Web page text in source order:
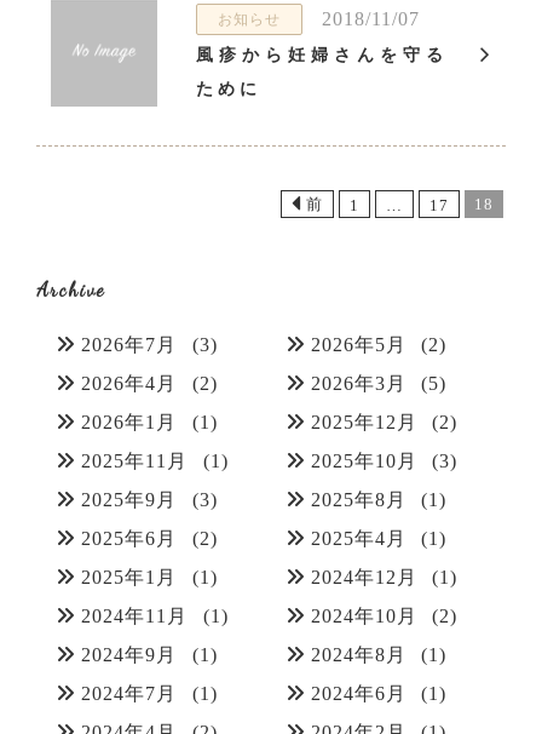
お知らせ 2018/11/07
風疹から妊婦さんを守る
ために
前 1 … 17 18
Archive
2026年7月 (3) 2026年5月
(2)
2026年4月
(2) 2026年3月
(5)
2026年1月
(1) 2025年12月
(2)
2025年11月
(1) 2025年10月
(3)
2025年9月
(3) 2025年8月
(1)
2025年6月
(2) 2025年4月
(1)
2025年1月
(1) 2024年12月
(1)
2024年11月
(1) 2024年10月
(2)
2024年9月
(1) 2024年8月
(1)
2024年7月
(1) 2024年6月
(1)